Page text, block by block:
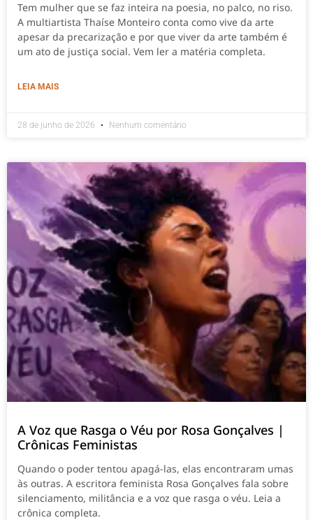
Tem mulher que se faz inteira na poesia, no palco, no riso.
A multiartista Thaíse Monteiro conta como vive da arte
apesar da precarização e por que viver da arte também é
um ato de justiça social. Vem ler a matéria completa.
LEIA MAIS
28 de junho de 2026 Nenhum comentário
A Voz que Rasga o Véu por Rosa Gonçalves |
Crônicas Feministas
Quando o poder tentou apagá-las, elas encontraram umas
às outras. A escritora feminista Rosa Gonçalves fala sobre
silenciamento, militância e a voz que rasga o véu. Leia a
crônica completa.